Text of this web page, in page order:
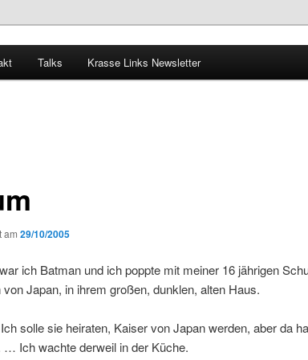
Talks Krasse Links Newsletter
am 29/10/2005
ich Batman und ich poppte mit meiner 16 jährigen
Japan, in ihrem großen, dunklen, alten Haus.
solle sie heiraten, Kaiser von Japan werden, aber da
… Ich wachte derweil in der Küche.